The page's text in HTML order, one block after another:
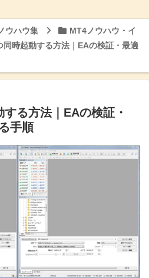
ウハウ集
MT4ノウハウ・イ
同時起動する方法｜EAの検証・最適
る方法｜EAの検証・
手順